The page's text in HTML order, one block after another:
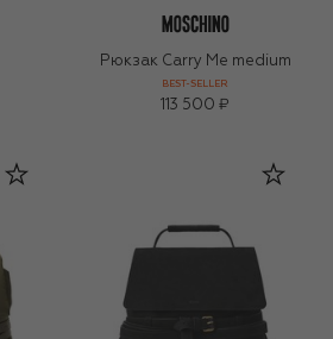
Рюкзак Carry Me medium
BEST-SELLER
113 500 ₽